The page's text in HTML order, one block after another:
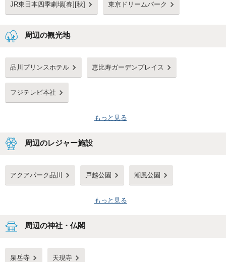
JR東日本四季劇場[春][秋] 東京ドリームパーク
周辺の観光地
品川プリンスホテル 恵比寿ガーデンプレイス
フジテレビ本社
もっと見る
周辺のレジャー施設
アクアパーク品川 戸越公園 潮風公園
もっと見る
周辺の神社・仏閣
泉岳寺 天現寺